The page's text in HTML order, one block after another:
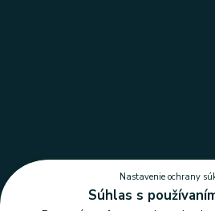
Nastavenie ochrany
Súhlas s